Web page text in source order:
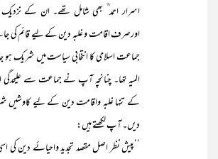
اسرار احمد ؒ بھی شامل تھے۔ ان کے
اورصرف اقامت و غلبہ دین کے لیے قائم کی
جماعت اسلامی کا انتخابی سیاست میں شریک ہو
المیہ تھا۔ چنانچہ آپ نے جماعت سے علیحدگی
کے تنہا غلبہ واقامت دین کے لیے کاوشیں
دیں۔ آپ لکھتے ہیں:
’’پیش نظر اصل مقصد تجدید واحیائے دین کی